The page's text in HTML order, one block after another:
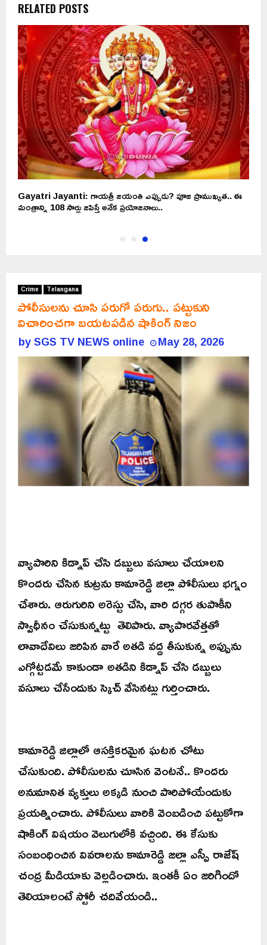
RELATED POSTS
Gayatri Jayanti: గాయత్రీ జయంతి ఎప్పుడు? పూజ ప్రాముఖ్యత.. ఈ
మంత్రాన్ని 108 సార్లు జపిస్తే అనేక ప్రయోజనాలు..
Crime Telangana
పోలీసులను చూసి పరుగో పరుగు.. పట్టుకుని
విచారించగా బయటపడిన షాకింగ్ నిజం
bySGS TV NEWS online May 28, 2026
వ్యాపారిని కిడ్నాప్ చేసి డబ్బులు వసూలు చేయాలని
కొందరు చేసిన కుట్రను కామారెడ్డి జిల్లా పోలీసులు భగ్నం
చేశారు. ఆరుగురిని అరెస్టు చేసి, వారి దగ్గర తుపాకీని
స్వాధీనం చేసుకున్నట్టు తెలిపారు. వ్యాపారవేత్తతో
లావాదేవిలు జరిపిన వారే అతడి వద్ద తీసుకున్న అప్పును
ఎగ్గోట్టడమే కాకుండా అతడిని కిడ్నాప్ చేసి డబ్బులు
వసూలు చేసేందుకు స్కెచ్ వేసినట్లు గుర్తించారు.
కామారెడ్డి జిల్లాలో ఆసక్తికరమైన ఘటన చోటు
చేసుకుంది. పోలీసులను చూసిన వెంటనే.. కొందరు
అనుమానిత వ్యక్తులు అక్కడి నుంచి పారిపోయేందుకు
ప్రయత్నించారు. పోలీసులు వారికి వెంబడించి పట్టుకోగా
షాకింగ్ విషయం వెలుగులోకి వచ్చింది. ఈ కేసుకు
సంబంధించిన వివరాలను కామారెడ్డి జల్లా ఎస్పీ రాజేష్
చంద్ర మీడియాకు వెల్లడించారు. ఇంతకీ ఏం జరిగిందో
తెలియాలంటే స్టోరీ చదివేయండి..